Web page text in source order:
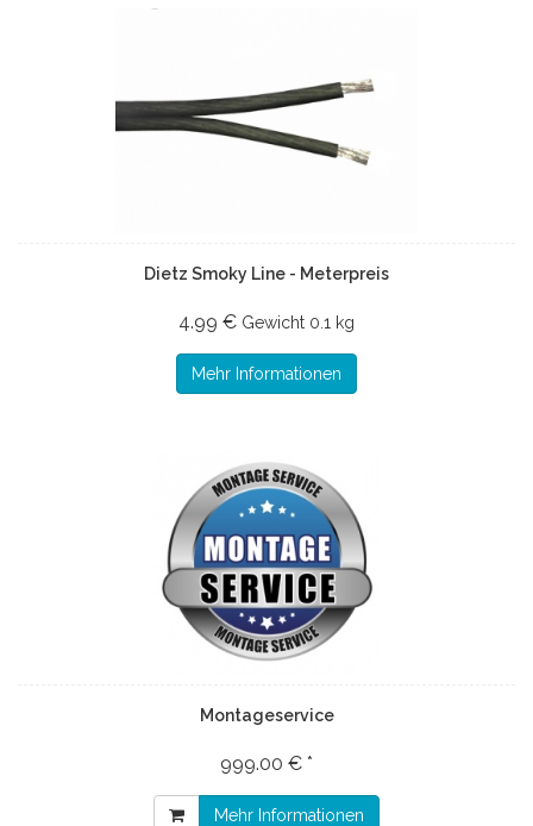
Dietz Smoky Line - Meterpreis
4.99 € Gewicht 0.1 kg
Mehr Informationen
Montageservice
999.00 € *
Mehr Informationen